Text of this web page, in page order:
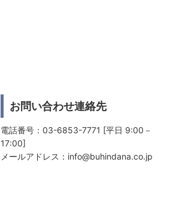
お問い合わせ連絡先
電話番号：03-6853-7771 [平日 9:00－
17:00]
メールアドレス： info@buhindana.co.jp